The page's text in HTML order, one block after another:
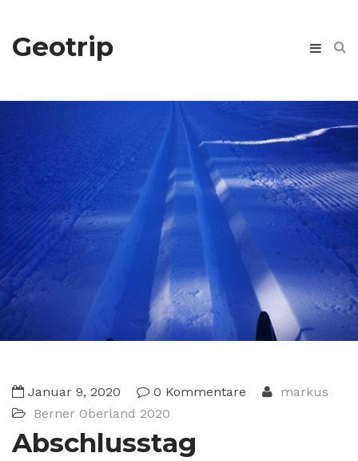
Geotrip
Januar 9, 2020 0 Kommentare
markus
Berner Oberland 2020
Abschlusstag